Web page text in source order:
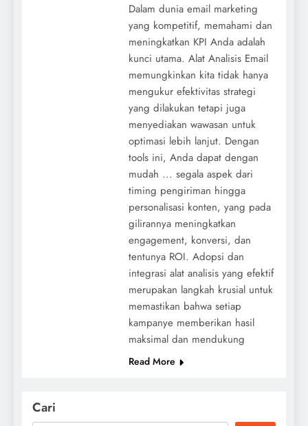
Dalam dunia email marketing
yang kompetitif, memahami dan
meningkatkan KPI Anda adalah
kunci utama. Alat Analisis Email
memungkinkan kita tidak hanya
mengukur efektivitas strategi
yang dilakukan tetapi juga
menyediakan wawasan untuk
optimasi lebih lanjut. Dengan
tools ini, Anda dapat dengan
mudah ... segala aspek dari
timing pengiriman hingga
personalisasi konten, yang pada
gilirannya meningkatkan
engagement, konversi, dan
tentunya ROI. Adopsi dan
integrasi alat analisis yang efektif
merupakan langkah krusial untuk
memastikan bahwa setiap
kampanye memberikan hasil
maksimal dan mendukung
Read More
Cari